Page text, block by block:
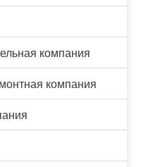
компания
компания